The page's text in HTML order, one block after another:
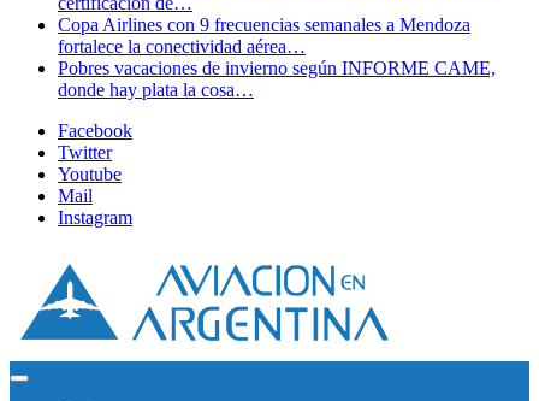
Copa Airlines con 9 frecuencias semanales a Mendoza
fortalece la conectividad aérea…
Pobres vacaciones de invierno según INFORME CAME,
donde hay plata la cosa…
Facebook
Twitter
Youtube
Mail
Instagram